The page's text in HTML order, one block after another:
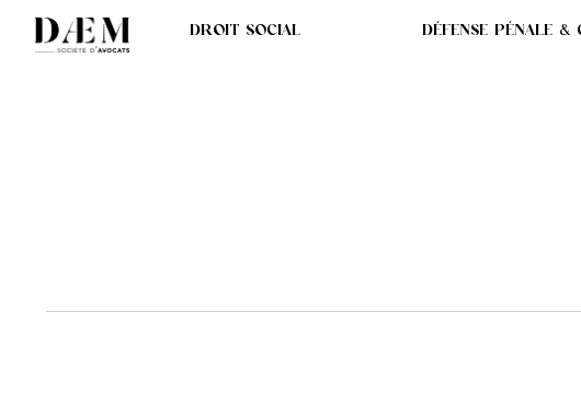
DROIT SOCIAL DÉFENSE PÉNALE &
L’ÉNIGME D’UN
D’UN HOMME TUÉ ET